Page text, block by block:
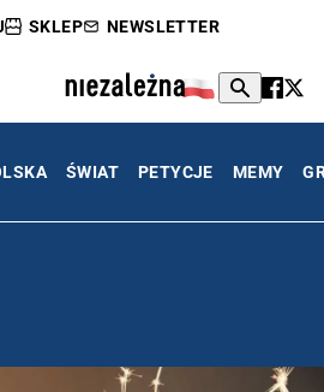
SKLEP NEWSLETTER
ŚWIAT PETYCJE MEMY